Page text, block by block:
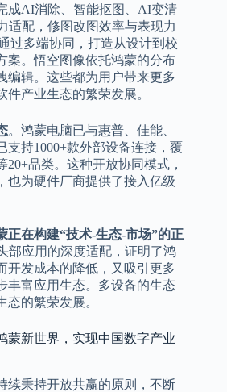
成AI消除、智能抠图、AI变清
适配，修图改图效率与表现力
过多端协同，打造从设计到校
案。悟空图像依托鸿蒙的分布
编辑。这些都为用户带来更多
产业生态的繁荣发展。
。鸿蒙电脑已与惠普、佳能、
支持1000+款外部设备连接，覆
品类。这种开放协同模式，
也为硬件厂商提供了接入亿级
正在构建“技术-生态-市场”的正
部应用的深度适配，证明了鸿
开发成本的降低，又吸引更多
丰富应用生态。多设备的生态
的繁荣发展。
蒙新世界，实现中国数字产业
续秉持开放共赢的原则，不断